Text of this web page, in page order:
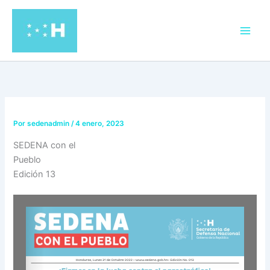
contenido
Porsedenadmin/4 enero, 2023
SEDENA con el
Pueblo
Edición 13